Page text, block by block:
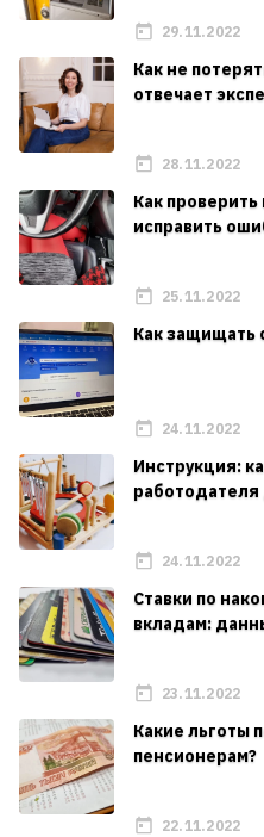
29.11.2022
Как не
отвечает
28.11.2022
Как
исправить
25.11.2022
Как защищать
24.11.2022
Инструкция:
24.11.2022
Ставки по
вкладам:
23.11.2022
Какие льготы
пенсионерам?
22.11.2022